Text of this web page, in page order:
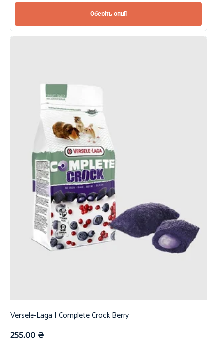
Оберіть опції
Versele-Laga | Complete Crock Berry
255,00 ₴